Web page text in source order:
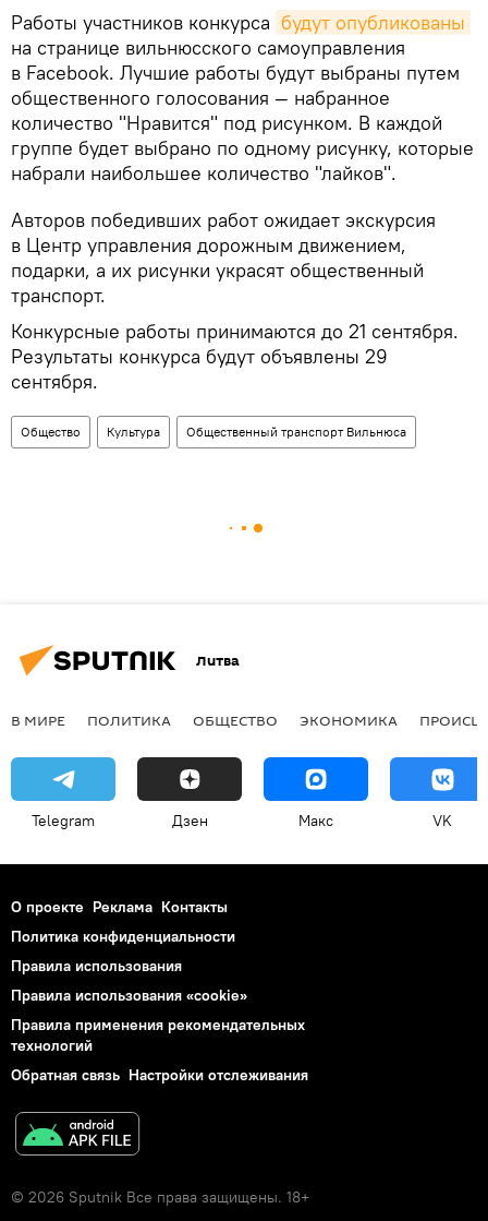
Работы участников конкурса будут опубликованы
на странице вильнюсского самоуправления
в Facebook. Лучшие работы будут выбраны путем
общественного голосования — набранное
количество "Нравится" под рисунком. В каждой
группе будет выбрано по одному рисунку, которые
набрали наибольшее количество "лайков".
Авторов победивших работ ожидает экскурсия
в Центр управления дорожным движением,
подарки, а их рисунки украсят общественный
транспорт.
Конкурсные работы принимаются до 21 сентября.
Результаты конкурса будут объявлены 29
сентября.
Общество Культура Общественный транспорт Вильнюса
Литва
В МИРЕ ПОЛИТИКА ОБЩЕСТВО ЭКОНОМИКА
Telegram Дзен Макс VK
О проекте Реклама Контакты
Политика конфиденциальности
Правила использования
Правила использования «cookie»
Правила применения рекомендательных
технологий
Обратная связь Настройки отслеживания
© 2026 Sputnik Все права защищены. 18+